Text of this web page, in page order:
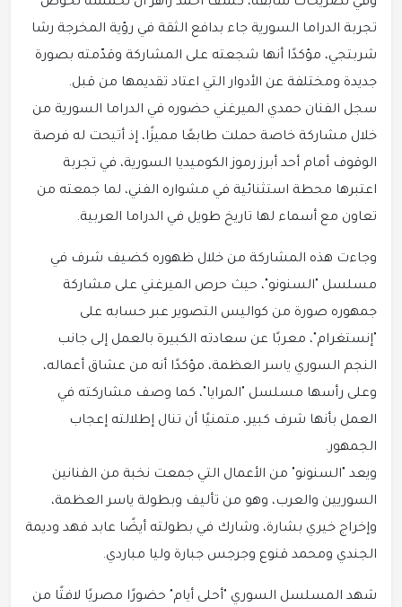
وفي تصريحات سابقة، كشف أحمد زاهر أن تحمسه لخوض
تجربة الدراما السورية جاء بدافع الثقة في رؤية المخرجة رشا
شربتجي، مؤكدًا أنها شجعته على المشاركة وقدّمته بصورة
جديدة ومختلفة عن الأدوار التي اعتاد تقديمها من قبل.
سجل الفنان حمدي الميرغني حضوره في الدراما السورية من
خلال مشاركة خاصة حملت طابعًا مميزًا، إذ أتيحت له فرصة
الوقوف أمام أحد أبرز رموز الكوميديا السورية، في تجربة
اعتبرها محطة استثنائية في مشواره الفني، لما جمعته من
تعاون مع أسماء لها تاريخ طويل في الدراما العربية.
وجاءت هذه المشاركة من خلال ظهوره كضيف شرف في
مسلسل "السنونو"، حيث حرص الميرغني على مشاركة
جمهوره صورة من كواليس التصوير عبر حسابه على
"إنستغرام"، معربًا عن سعادته الكبيرة بالعمل إلى جانب
النجم السوري ياسر العظمة، مؤكدًا أنه من عشاق أعماله،
وعلى رأسها مسلسل "المرايا"، كما وصف مشاركته في
العمل بأنها شرف كبير، متمنيًا أن تنال إطلالته إعجاب
الجمهور.
ويعد "السنونو" من الأعمال التي جمعت نخبة من الفنانين
السوريين والعرب، وهو من تأليف وبطولة ياسر العظمة،
وإخراج خيري بشارة، وشارك في بطولته أيضًا عابد فهد وديمة
الجندي ومحمد قنوع وجرجس جبارة وليا مباردي.
شهد المسلسل السوري "أحلى أيام" حضورًا مصريًا لافتًا من